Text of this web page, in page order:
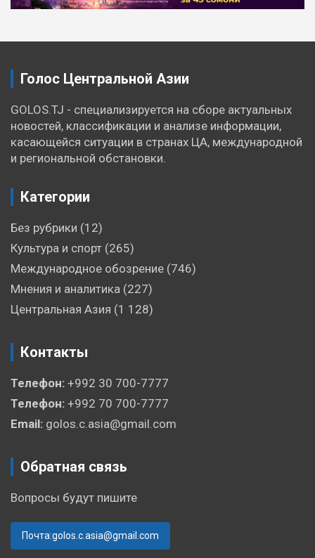
по
Голос Центральной Азии
GOLOS.TJ - специализируется на сборе актуальных
новостей, классификации и анализе информации,
касающейся ситуации в странах ЦА, международной
и региональной обстановки.
Категории
Без рубрики (12)
Культура и спорт (265)
Международное обозрение (746)
Мнения и аналитика (227)
Центральная Азия (1 128)
Контакты
Телефон: +992 30 700-7777
Телефон: +992 70 700-7777
Email: golos.c.asia@gmail.com
Обратная связь
Вопросы будут пишите
Почта:golos.c.asia@gmail.com